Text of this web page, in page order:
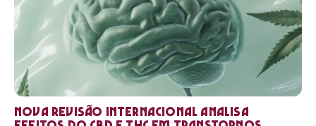
Nova revisão internacional analisa